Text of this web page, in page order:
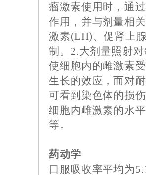
瘤激素使用时，通
作用，并与剂量相
激素(LH)、促肾上
制。2.大剂量照射
使细胞内的雌激素
生长的效应，而对
可看到染色体的损
细胞内雌激素的水
等。
药动学
口服吸收率平均为